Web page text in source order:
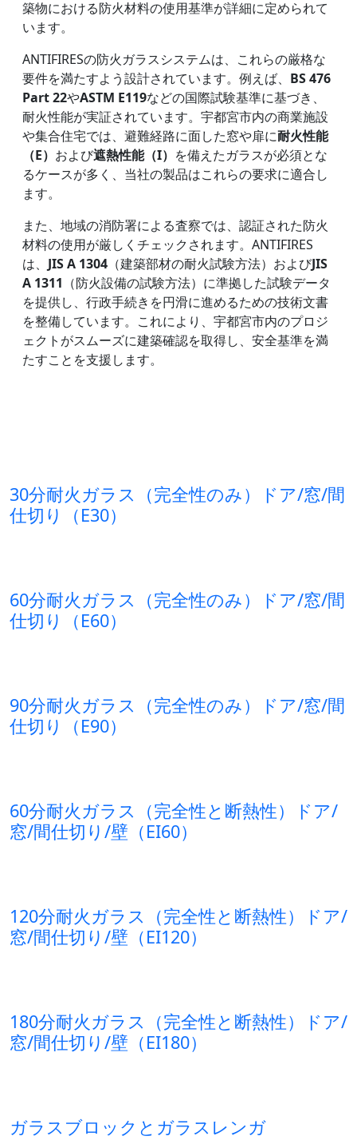
築物における防火材料の使用基準が詳細に定められて
います。
ANTIFIRESの防火ガラスシステムは、これらの厳格な
要件を満たすよう設計されています。例えば、 BS 476
Part 22やASTM E119などの国際試験基準に基づき、
耐火性能が実証されています。宇都宮市内の商業施設
や集合住宅では、避難経路に面した窓や扉に耐火性能
（E） および遮熱性能（I） を備えたガラスが必須とな
るケースが多く、当社の製品はこれらの要求に適合し
ます。
また、地域の消防署による査察では、認証された防火
材料の使用が厳しくチェックされます。ANTIFIRES
は、 JIS A 1304 （建築部材の耐火試験方法）およびJIS
A 1311 （防火設備の試験方法）に準拠した試験データ
を提供し、行政手続きを円滑に進めるための技術文書
を整備しています。これにより、宇都宮市内のプロジ
ェクトがスムーズに建築確認を取得し、安全基準を満
たすことを支援します。
30分耐火ガラス（完全性のみ）ドア/窓/間
仕切り（E30）
60分耐火ガラス（完全性のみ）ドア/窓/間
仕切り（E60）
90分耐火ガラス（完全性のみ）ドア/窓/間
仕切り（E90）
60分耐火ガラス（完全性と断熱性）ドア/
窓/間仕切り/壁（EI60）
120分耐火ガラス（完全性と断熱性）ドア/
窓/間仕切り/壁（EI120）
180分耐火ガラス（完全性と断熱性）ドア/
窓/間仕切り/壁（EI180）
ガラスブロックとガラスレンガ